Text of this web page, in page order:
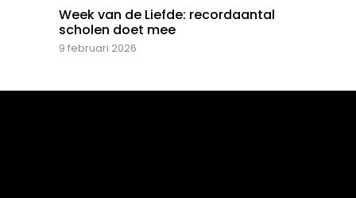
Week van de Liefde: recordaantal
scholen doet mee
9 februari 2026